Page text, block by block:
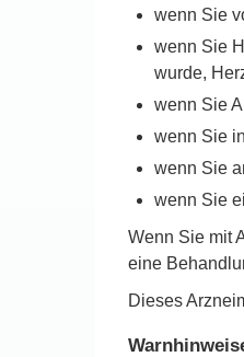
wenn Sie
wenn Sie
wurde,
wenn Sie
wenn Sie
wenn Sie
wenn Sie
Wenn Sie mit
eine
Dieses